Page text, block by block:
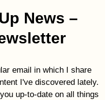
News –
email in which I share
I've discovered lately.
up-to-date on all things